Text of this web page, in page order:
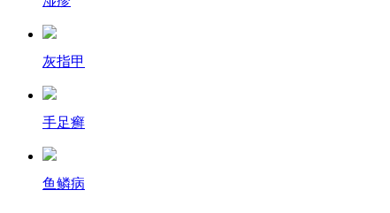
灰指甲
手足癣
鱼鳞病